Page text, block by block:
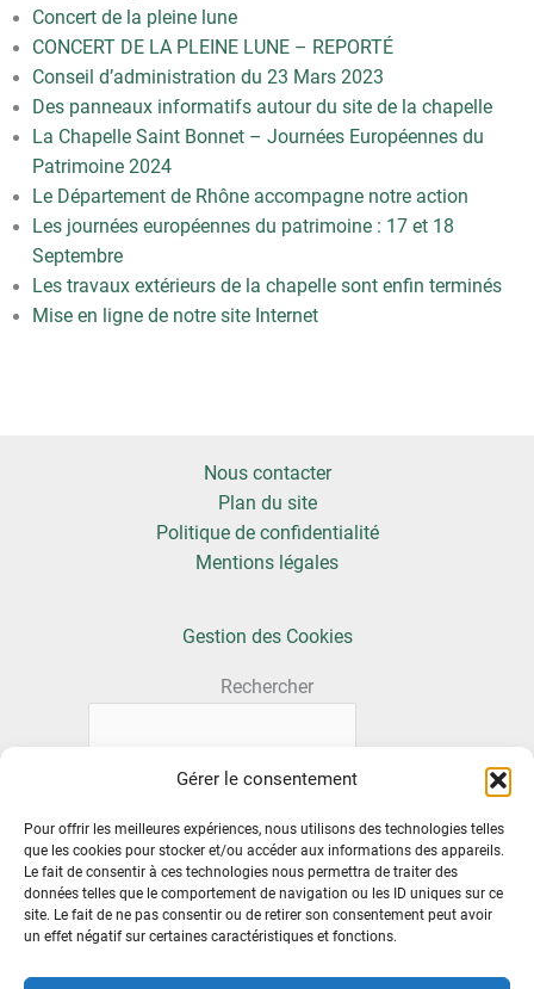
Gérer le consentement
Pour offrir les meilleures expériences, nous utilisons des technologies telles
que les cookies pour stocker et/ou accéder aux informations des appareils.
Le fait de consentir à ces technologies nous permettra de traiter des
données telles que le comportement de navigation ou les ID uniques sur ce
site. Le fait de ne pas consentir ou de retirer son consentement peut avoir
un effet négatif sur certaines caractéristiques et fonctions.
Concert de la pleine lune
CONCERT DE LA PLEINE LUNE – REPORTÉ
Conseil d’administration du 23 Mars 2023
Des panneaux informatifs autour du site de la chapelle
La Chapelle Saint Bonnet – Journées Européennes du
Patrimoine 2024
Le Département de Rhône accompagne notre action
Les journées européennes du patrimoine : 17 et 18
Septembre
Les travaux extérieurs de la chapelle sont enfin terminés
Mise en ligne de notre site Internet
Nous contacter
Plan du site
Politique de confidentialité
Mentions légales
Gestion des Cookies
Rechercher
Retrouvez-nous sur Facebook